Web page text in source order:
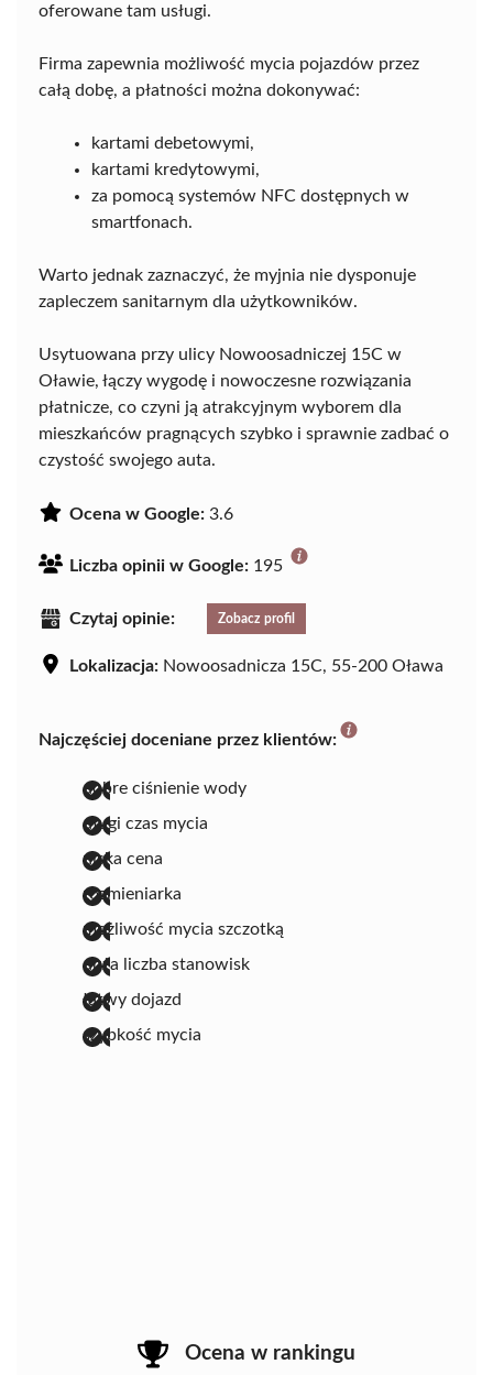
oferowane tam usługi.
Firma zapewnia możliwość mycia pojazdów przez
całą dobę, a płatności można dokonywać:
kartami debetowymi,
kartami kredytowymi,
za pomocą systemów NFC dostępnych w
smartfonach.
Warto jednak zaznaczyć, że myjnia nie dysponuje
zapleczem sanitarnym dla użytkowników.
Usytuowana przy ulicy Nowoosadniczej 15C w
Oławie, łączy wygodę i nowoczesne rozwiązania
płatnicze, co czyni ją atrakcyjnym wyborem dla
mieszkańców pragnących szybko i sprawnie zadbać o
czystość swojego auta.
Ocena w Google: 3.6
Liczba opinii w Google: 195
Czytaj opinie: Zobacz profil
Lokalizacja: Nowoosadnicza 15C, 55-200 Oława
Najczęściej doceniane przez klientów:
dobre ciśnienie wody
długi czas mycia
niska cena
rozmieniarka
możliwość mycia szczotką
duża liczba stanowisk
łatwy dojazd
szybkość mycia
Ocena w rankingu